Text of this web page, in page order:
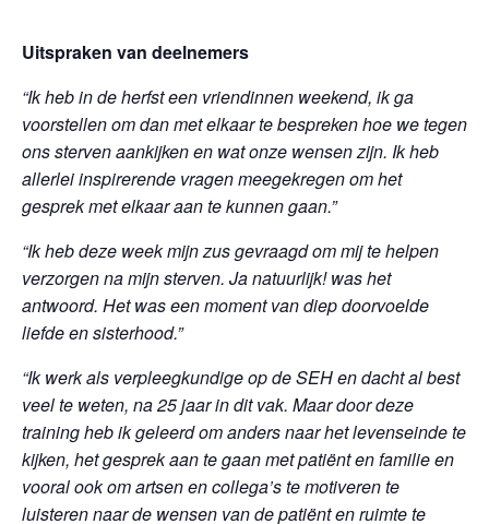
Uitspraken van deelnemers
“Ik heb in de herfst een vriendinnen weekend, ik ga
voorstellen om dan met elkaar te bespreken hoe we tegen
ons sterven aankijken en wat onze wensen zijn. Ik heb
allerlei inspirerende vragen meegekregen om het
gesprek met elkaar aan te kunnen gaan.”
“Ik heb deze week mijn zus gevraagd om mij te helpen
verzorgen na mijn sterven. Ja natuurlijk! was het
antwoord. Het was een moment van diep doorvoelde
liefde en sisterhood.”
“Ik werk als verpleegkundige op de SEH en dacht al best
veel te weten, na 25 jaar in dit vak. Maar door deze
training heb ik geleerd om anders naar het levenseinde te
kijken, het gesprek aan te gaan met patiënt en familie en
vooral ook om artsen en collega’s te motiveren te
luisteren naar de wensen van de patiënt en ruimte te